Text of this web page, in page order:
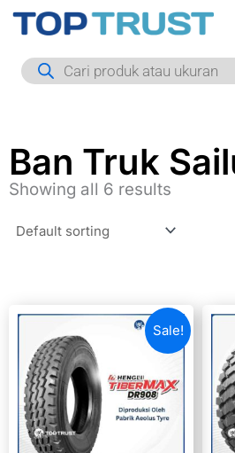
Skip
contentProducts
search
Ban Truk
Showing all 6 results
Sale!